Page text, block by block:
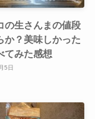
の生さんまの値段
か？美味しかった
てみた感想
5日